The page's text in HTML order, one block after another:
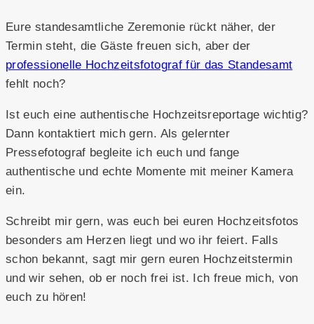
Eure standesamtliche Zeremonie rückt näher, der
Termin steht, die Gäste freuen sich, aber der
professionelle Hochzeitsfotograf für das Standesamt
fehlt noch?
Ist euch eine authentische Hochzeitsreportage wichtig?
Dann kontaktiert mich gern. Als gelernter
Pressefotograf begleite ich euch und fange
authentische und echte Momente mit meiner Kamera
ein.
Schreibt mir gern, was euch bei euren Hochzeitsfotos
besonders am Herzen liegt und wo ihr feiert. Falls
schon bekannt, sagt mir gern euren Hochzeitstermin
und wir sehen, ob er noch frei ist. Ich freue mich, von
euch zu hören!